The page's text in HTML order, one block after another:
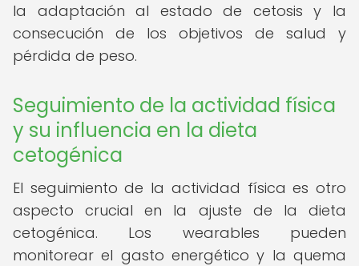
la adaptación al estado de cetosis y la
consecución de los objetivos de salud y
pérdida de peso.
Seguimiento de la actividad física
y su influencia en la dieta
cetogénica
El seguimiento de la actividad física es otro
aspecto crucial en la ajuste de la dieta
cetogénica. Los wearables pueden
monitorear el gasto energético y la quema